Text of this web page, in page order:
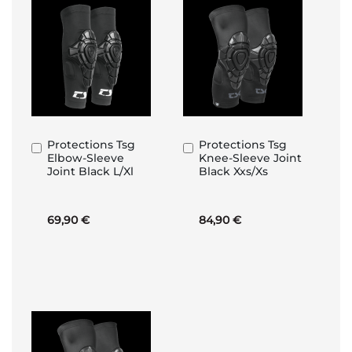
Protections Tsg
Elbow-Sleeve
Joint Black L/Xl
69,90 €
Ajouter
au
panier
Protections Tsg
Knee-Sleeve Joint
Black Xxs/Xs
84,90 €
Ajouter
au
panier